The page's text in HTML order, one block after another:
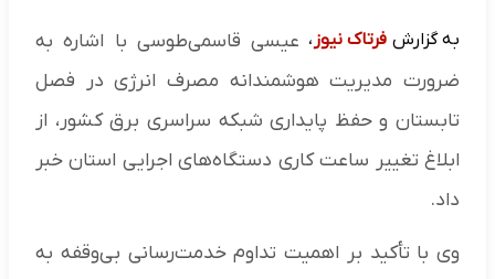
به گزارش فرتاک نیوز ، عیسی قاسمی‌طوسی با اشاره به
ضرورت مدیریت هوشمندانه مصرف انرژی در فصل
تابستان و حفظ پایداری شبکه سراسری برق کشور، از
ابلاغ تغییر ساعت کاری دستگاه‌های اجرایی استان خبر
داد.
وی با تأکید بر اهمیت تداوم خدمت‌رسانی بی‌وقفه به